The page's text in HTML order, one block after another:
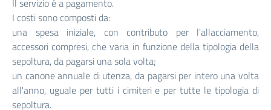
Il servizio è a pagamento.
I costi sono composti da:
una spesa iniziale, con contributo per l'allacciamento,
accessori compresi, che varia in funzione della tipologia della
sepoltura, da pagarsi una sola volta;
un canone annuale di utenza, da pagarsi per intero una volta
all'anno, uguale per tutti i cimiteri e per tutte le tipologia di
sepoltura.